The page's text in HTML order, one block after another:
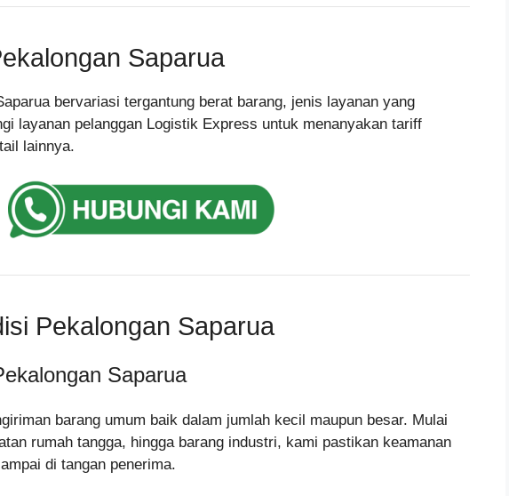
Saparua
bervariasi tergantung berat barang, jenis layanan yang
layanan pelanggan Logistik Express untuk menanyakan tariff
lainnya.
Pekalongan Saparua
Saparua
barang umum baik dalam jumlah kecil maupun besar. Mulai
rumah tangga, hingga barang industri, kami pastikan keamanan
di tangan penerima.